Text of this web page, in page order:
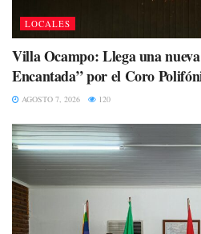
LOCALES
Villa Ocampo: Llega una
Encantada” por el Coro
AGOSTO 7, 2026 120